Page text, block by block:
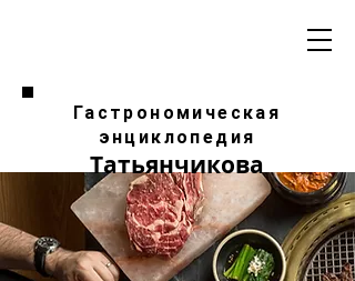
Гастрономическая
энциклопедия
Татьянчикова